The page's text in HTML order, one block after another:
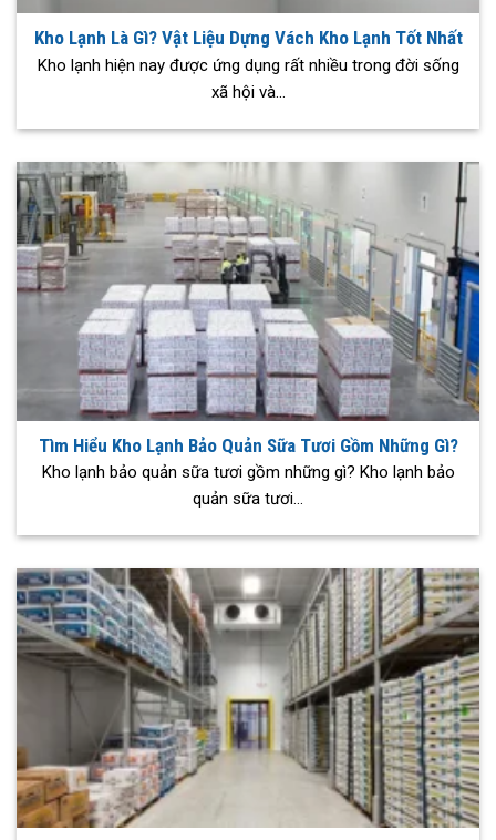
Kho Lạnh Là Gì? Vật Liệu Dựng Vách Kho Lạnh Tốt Nhất
Kho lạnh hiện nay được ứng dụng rất nhiều trong đời sống
xã hội và...
Tìm Hiểu Kho Lạnh Bảo Quản Sữa Tươi Gồm Những Gì?
Kho lạnh bảo quản sữa tươi gồm những gì? Kho lạnh bảo
quản sữa tươi...